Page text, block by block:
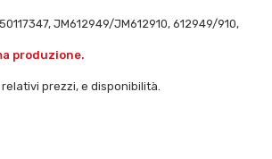
JM612949/JM612910, 612949/910,
produzione.
prezzi, e disponibilità.